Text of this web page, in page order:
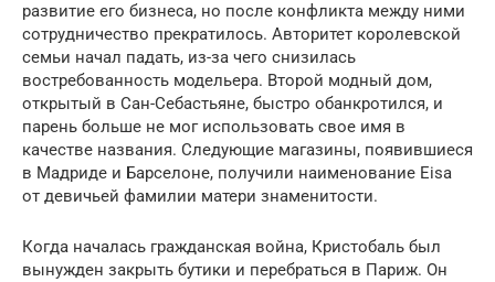
развитие его бизнеса, но после конфликта между ними
сотрудничество прекратилось. Авторитет королевской
семьи начал падать, из-за чего снизилась
востребованность модельера. Второй модный дом,
открытый в Сан-Себастьяне, быстро обанкротился, и
парень больше не мог использовать свое имя в
качестве названия. Следующие магазины, появившиеся
в Мадриде и Барселоне, получили наименование Eisa
от девичьей фамилии матери знаменитости.
Когда началась гражданская война, Кристобаль был
вынужден закрыть бутики и перебраться в Париж. Он